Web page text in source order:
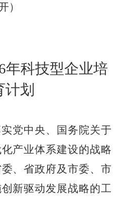
）
年科技型企业培
计划
党中央、国务院关于
产业体系建设的战略
、省政府及市委、市
新驱动发展战略的工